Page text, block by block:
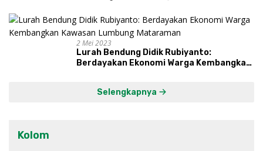
dan Syukuri Hasil
2 Mei 2023
Lurah Bendung Didik Rubiyanto:
Berdayakan Ekonomi Warga Kembangkan
Selengkapnya
Kolom